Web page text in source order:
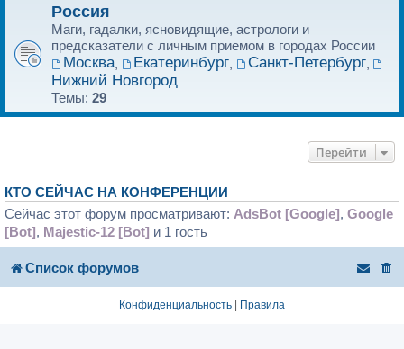
Россия
Маги, гадалки, ясновидящие, астрологи и
предсказатели с личным приемом в городах России
Москва, Екатеринбург, Санкт-Петербург,
Нижний Новгород
Темы: 29
Перейти
КТО СЕЙЧАС НА КОНФЕРЕНЦИИ
Сейчас этот форум просматривают: AdsBot [Google], Google
[Bot], Majestic-12 [Bot] и 1 гость
Список форумов
Конфиденциальность Правила